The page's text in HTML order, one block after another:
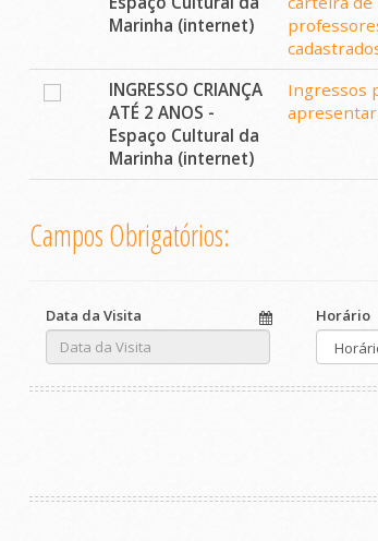
Marinha (internet)
INGRESSO CRIANÇA
ATÉ 2 ANOS -
Espaço Cultural da
Marinha (internet)
Ingressos
Campos Obrigatórios:
Data da Visita Horário